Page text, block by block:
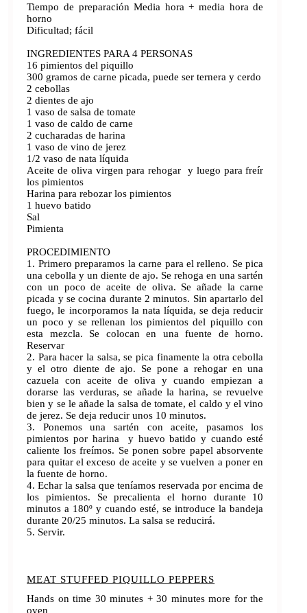
Tiempo de preparación Media hora + media hora de
horno
Dificultad; fácil
INGREDIENTES PARA 4 PERSONAS
16 pimientos del piquillo
300 gramos de carne picada, puede ser ternera y cerdo
2 cebollas
2 dientes de ajo
1 vaso de salsa de tomate
1 vaso de caldo de carne
2 cucharadas de harina
1 vaso de vino de jerez
1/2 vaso de nata líquida
Aceite de oliva virgen para rehogar y luego para freír
los pimientos
Harina para rebozar los pimientos
1 huevo batido
Sal
Pimienta
PROCEDIMIENTO
1. Primero preparamos la carne para el relleno. Se pica
una cebolla y un diente de ajo. Se rehoga en una sartén
con un poco de aceite de oliva. Se añade la carne
picada y se cocina durante 2 minutos. Sin apartarlo del
fuego, le incorporamos la nata líquida, se deja reducir
un poco y se rellenan los pimientos del piquillo con
esta mezcla. Se colocan en una fuente de horno.
Reservar
2. Para hacer la salsa, se pica finamente la otra cebolla
y el otro diente de ajo. Se pone a rehogar en una
cazuela con aceite de oliva y cuando empiezan a
dorarse las verduras, se añade la harina, se revuelve
bien y se le añade la salsa de tomate, el caldo y el vino
de jerez. Se deja reducir unos 10 minutos.
3. Ponemos una sartén con aceite, pasamos los
pimientos por harina y huevo batido y cuando esté
caliente los freímos. Se ponen sobre papel absorvente
para quitar el exceso de aceite y se vuelven a poner en
la fuente de horno.
4. Echar la salsa que teníamos reservada por encima de
los pimientos. Se precalienta el horno durante 10
minutos a 180º y cuando esté, se introduce la bandeja
durante 20/25 minutos. La salsa se reducirá.
5. Servir.
MEAT STUFFED PIQUILLO PEPPERS
Hands on time 30 minutes + 30 minutes more for the
oven